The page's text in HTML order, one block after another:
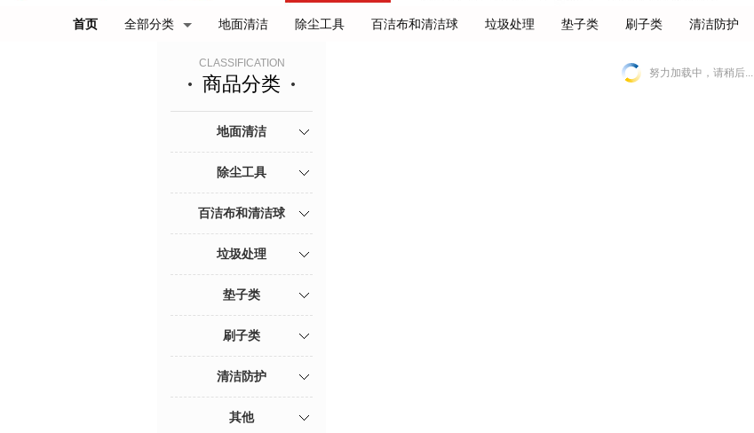
首页 全部分类 地面清洁 除尘工具 百洁布和清洁球 垃圾处理 垫子类 刷子类 清洁防护
CLASSIFICATION
商品分类
地面清洁
除尘工具
百洁布和清洁球
垃圾处理
垫子类
刷子类
清洁防护
其他
努力加载中，请稍后...